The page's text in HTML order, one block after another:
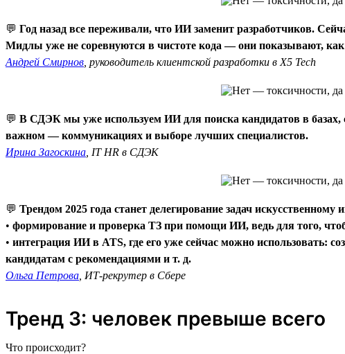
💬 Год назад все переживали, что ИИ заменит разработчиков.
Мидлы уже не соревнуются в чистоте кода — они показывают,
Андрей Смирнов , руководитель клиентской разработки в X5 Tech
💬 В СДЭК мы уже используем ИИ для поиска кандидатов в базах,
важном — коммуникациях и выборе лучших специалистов.
Ирина Загоскина , IT HR в СДЭК
💬 Трендом 2025 года станет делегирование задач искусственному
• формирование и проверка ТЗ при помощи ИИ, ведь для того,
• интеграция ИИ в ATS, где его уже сейчас можно использовать:
кандидатам с рекомендациями и т. д.
Ольга Петрова , ИТ-рекрутер в Сбере
Тренд 3: человек превыше всего
Что происходит?